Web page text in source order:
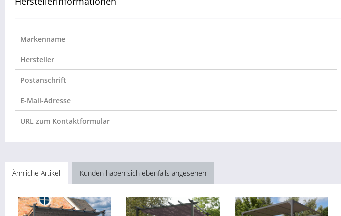
Markenname
Hersteller
Postanschrift
E-Mail-Adresse
URL zum Kontaktformular
Ähnliche Artikel Kunden haben sich ebenfalls angesehen